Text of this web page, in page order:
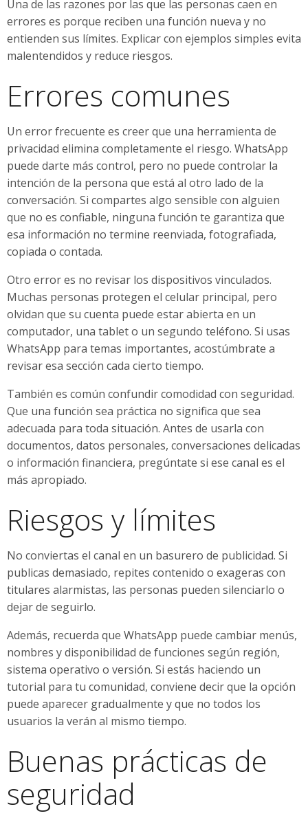
Una de las razones por las que las personas caen en
errores es porque reciben una función nueva y no
entienden sus límites. Explicar con ejemplos simples evita
malentendidos y reduce riesgos.
Errores comunes
Un error frecuente es creer que una herramienta de
privacidad elimina completamente el riesgo. WhatsApp
puede darte más control, pero no puede controlar la
intención de la persona que está al otro lado de la
conversación. Si compartes algo sensible con alguien
que no es confiable, ninguna función te garantiza que
esa información no termine reenviada, fotografiada,
copiada o contada.
Otro error es no revisar los dispositivos vinculados.
Muchas personas protegen el celular principal, pero
olvidan que su cuenta puede estar abierta en un
computador, una tablet o un segundo teléfono. Si usas
WhatsApp para temas importantes, acostúmbrate a
revisar esa sección cada cierto tiempo.
También es común confundir comodidad con seguridad.
Que una función sea práctica no significa que sea
adecuada para toda situación. Antes de usarla con
documentos, datos personales, conversaciones delicadas
o información financiera, pregúntate si ese canal es el
más apropiado.
Riesgos y límites
No conviertas el canal en un basurero de publicidad. Si
publicas demasiado, repites contenido o exageras con
titulares alarmistas, las personas pueden silenciarlo o
dejar de seguirlo.
Además, recuerda que WhatsApp puede cambiar menús,
nombres y disponibilidad de funciones según región,
sistema operativo o versión. Si estás haciendo un
tutorial para tu comunidad, conviene decir que la opción
puede aparecer gradualmente y que no todos los
usuarios la verán al mismo tiempo.
Buenas prácticas de
seguridad